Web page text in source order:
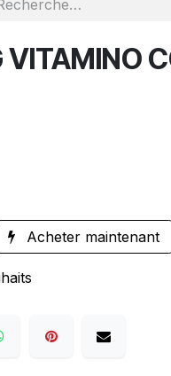
Acheter maintenant